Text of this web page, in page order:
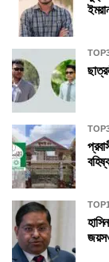
TOP1